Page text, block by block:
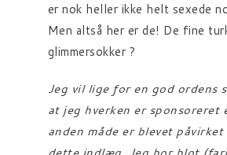
er nok heller ikke helt sexede
Men altså her er de! De fine
glimmersokker ?
Jeg vil lige for en god ordens
at jeg hverken er sponsoreret
anden måde er blevet